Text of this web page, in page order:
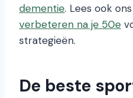
dementie. Lees ook
verbeteren na je 50e
strategieën.
De beste